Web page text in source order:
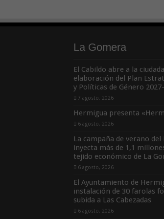
La Gomera
El Cabildo abre a la
elaboración del Plan
y Políticas de Género
7 agosto, 2026
Hermigua presenta
6 agosto, 2026
La campaña de verano
inyecta más de 1,1
tejido económico de La
6 agosto, 2026
El Ayuntamiento de
instalación de 30 farolas
subida a Las Cabezadas
6 agosto, 2026